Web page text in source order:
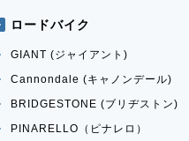
ロードバイク
GIANT (ジャイアント)
Cannondale (キャノンデール)
BRIDGESTONE (ブリヂストン)
PINARELLO（ピナレロ）